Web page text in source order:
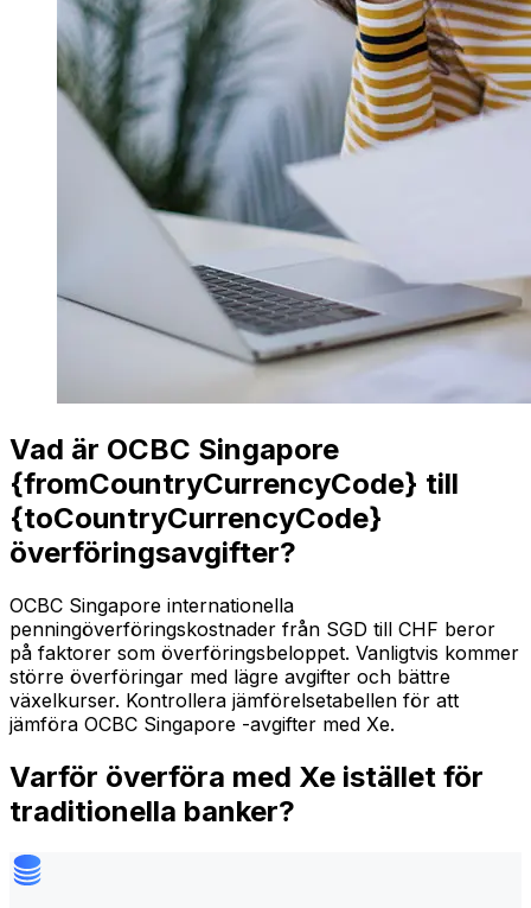
Vad är OCBC Singapore
{fromCountryCurrencyCode} till
{toCountryCurrencyCode}
överföringsavgifter?
OCBC Singapore internationella
penningöverföringskostnader från SGD till CHF beror
på faktorer som överföringsbeloppet. Vanligtvis kommer
större överföringar med lägre avgifter och bättre
växelkurser. Kontrollera jämförelsetabellen för att
jämföra OCBC Singapore -avgifter med Xe.
Varför överföra med Xe istället för
traditionella banker?